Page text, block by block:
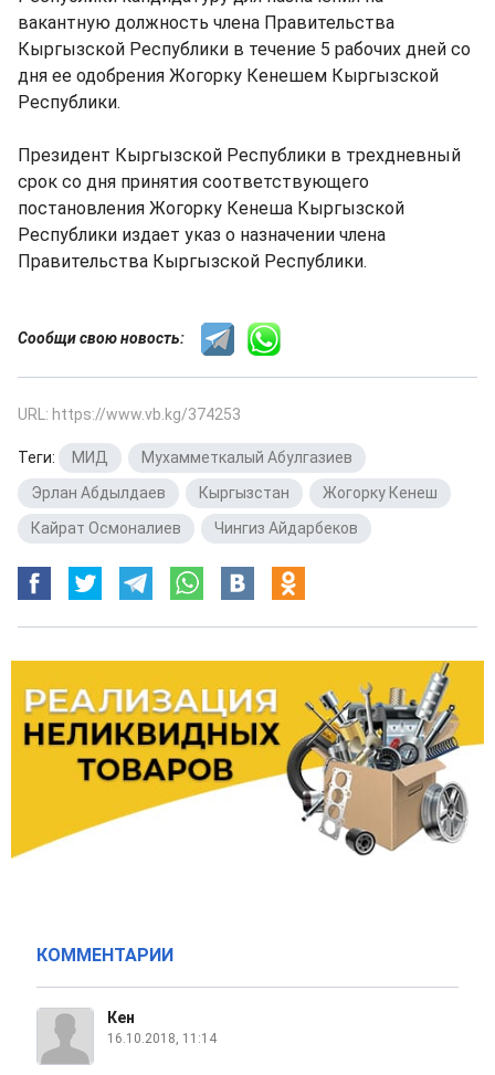
вакантную должность члена Правительства
Кыргызской Республики в течение 5 рабочих дней со
дня ее одобрения Жогорку Кенешем Кыргызской
Республики.
Президент Кыргызской Республики в трехдневный
срок со дня принятия соответствующего
постановления Жогорку Кенеша Кыргызской
Республики издает указ о назначении члена
Правительства Кыргызской Республики.
Сообщи свою новость:
URL: https://www.vb.kg/374253
Теги: МИД Мухамметкалый Абулгазиев
Эрлан Абдылдаев
Кыргызстан Жогорку Кенеш
Кайрат Осмоналиев
Чингиз Айдарбеков
КОММЕНТАРИИ
Кен
16.10.2018, 11:14